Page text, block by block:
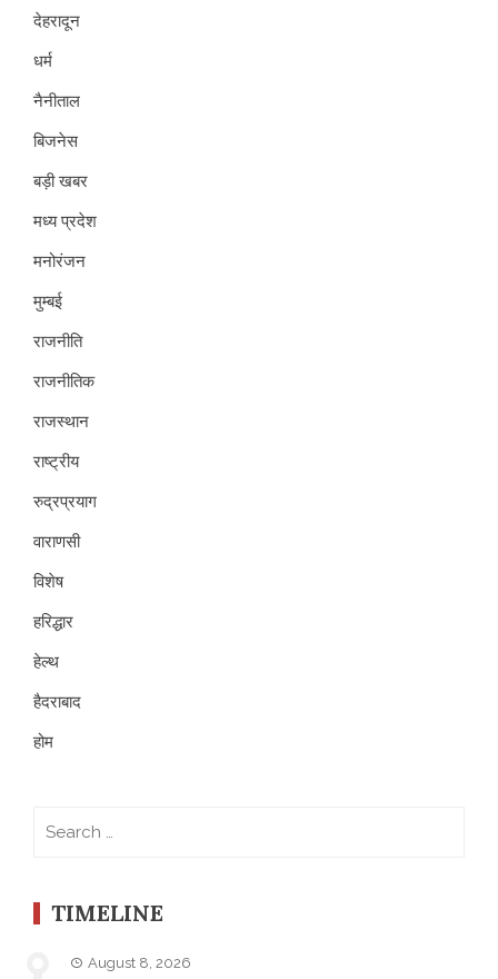
देहरादून
धर्म
नैनीताल
बिजनेस
बड़ी खबर
मध्य प्रदेश
मनोरंजन
मुम्बई
राजनीति
राजनीतिक
राजस्थान
राष्ट्रीय
रुद्रप्रयाग
वाराणसी
विशेष
हरिद्धार
हेल्थ
हैदराबाद
होम
TIMELINE
August 8, 2026